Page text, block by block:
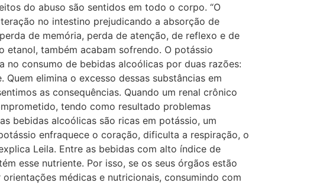
do abuso são sentidos em todo o corpo. “O
no intestino prejudicando a absorção de
de memória, perda de atenção, de reflexo e de
etanol, também acabam sofrendo. O potássio
no consumo de bebidas alcoólicas por duas razões:
elimina o excesso dessas substâncias em
as consequências. Quando um renal crônico
tendo como resultado problemas
bebidas alcoólicas são ricas em potássio, um
enfraquece o coração, dificulta a respiração, o
Leila. Entre as bebidas com alto índice de
esse nutriente. Por isso, se os seus órgãos estão
médicas e nutricionais, consumindo com